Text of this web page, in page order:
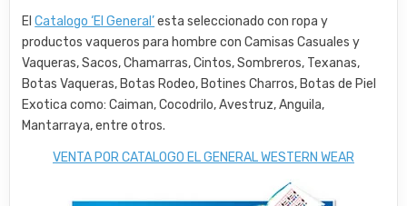
ElCatalogo ‘El General’esta seleccionado con ropa y
productos vaqueros para hombre con Camisas Casuales y
Vaqueras, Sacos, Chamarras, Cintos, Sombreros, Texanas,
Botas Vaqueras, Botas Rodeo, Botines Charros, Botas de Piel
Exotica como: Caiman, Cocodrilo, Avestruz, Anguila,
Mantarraya, entre otros.
VENTA POR CATALOGO EL GENERAL WESTERN WEAR